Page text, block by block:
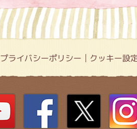
プライバシーポリシー クッキー設